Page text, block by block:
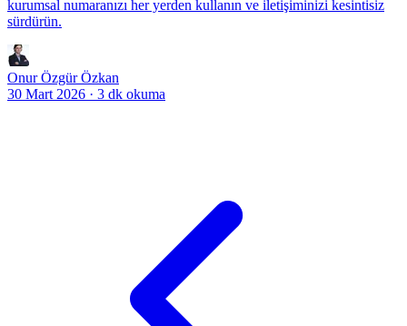
kurumsal numaranızı her yerden kullanın ve iletişiminizi kesintisiz
sürdürün.
Onur Özgür Özkan
30 Mart 2026 · 3 dk okuma